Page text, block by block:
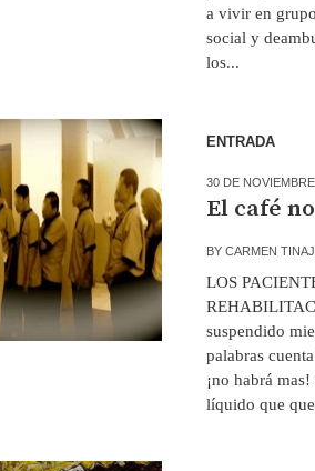
a vivir en
social y
los...
ENTRADA
30 DE
El café
BY CARMEN
LOS
suspendido
palabras
¡no habrá
líquido que